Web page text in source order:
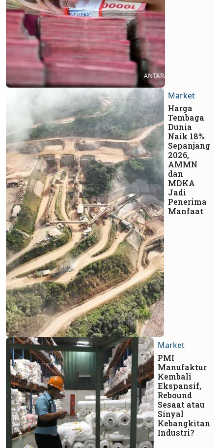
Market
Harga
Tembaga
Dunia
Naik 18%
Sepanjang
2026,
AMMN
dan
MDKA
Jadi
Penerima
Manfaat
Market
PMI
Manufaktur
Kembali
Ekspansif,
Rebound
Sesaat atau
Sinyal
Kebangkitan
Industri?